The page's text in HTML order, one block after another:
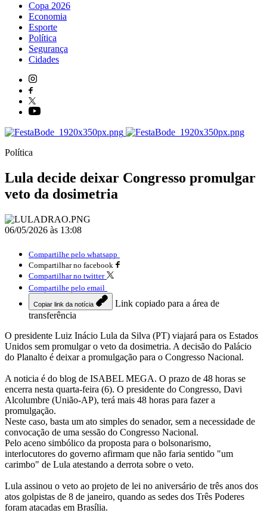
Copa 2026
Economia
Esporte
Política
Segurança
Cidades
Política
Lula decide deixar Congresso promulgar
veto da dosimetria
06/05/2026 às 13:08
Compartilhe pelo whatsapp
Compartilhar no facebook
Compartilhar no twitter
Compartilhe pelo email
Copiar link da notícia
Link copiado para a área de
transferência
O presidente Luiz Inácio Lula da Silva (PT) viajará para os Estados
Unidos sem promulgar o veto da dosimetria. A decisão do Palácio
do Planalto é deixar a promulgação para o Congresso Nacional.
A noticia é do blog de ISABEL MEGA. O prazo de 48 horas se
encerra nesta quarta-feira (6). O presidente do Congresso, Davi
Alcolumbre (União-AP), terá mais 48 horas para fazer a
promulgação.
Neste caso, basta um ato simples do senador, sem a necessidade de
convocação de uma sessão do Congresso Nacional.
Pelo aceno simbólico da proposta para o bolsonarismo,
interlocutores do governo afirmam que não faria sentido "um
carimbo" de Lula atestando a derrota sobre o veto.
Lula assinou o veto ao projeto de lei no aniversário de três anos dos
atos golpistas de 8 de janeiro, quando as sedes dos Três Poderes
foram atacadas em Brasília.